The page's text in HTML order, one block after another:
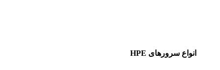
انواع سرورهای HPE